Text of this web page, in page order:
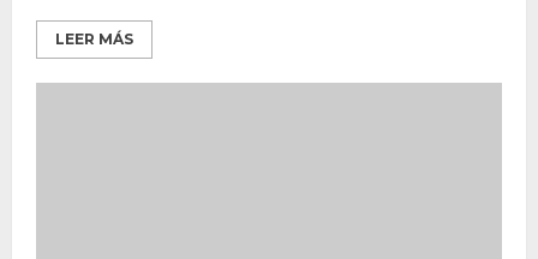
LEER MÁS